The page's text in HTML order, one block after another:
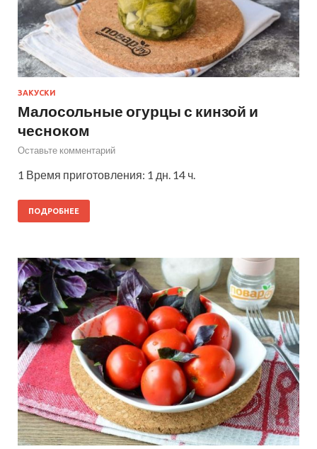
ЗАКУСКИ
Малосольные огурцы с кинзой и
чесноком
Оставьте комментарий
1 Время приготовления: 1 дн. 14 ч.
ПОДРОБНЕЕ